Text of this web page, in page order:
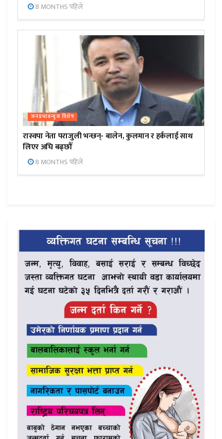
8 MONTHS पहिले
जनप्रभाबन्युज विशेष
रास्वपा नेता पराजुली भन्छन्- बालेन, कुलमान र हर्कलाई साथ
लिएर अघि बढ्छौँ
8 MONTHS पहिले